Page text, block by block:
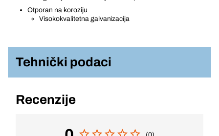
Otporan na koroziju
Visokokvalitetna galvanizacija
Tehnički podaci
Recenzije